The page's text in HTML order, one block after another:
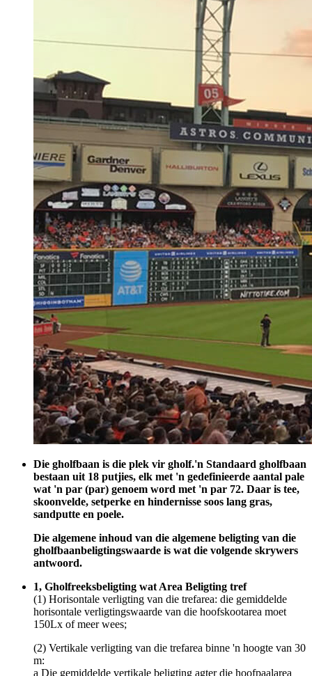
Die gholfbaan is die plek vir gholf.'n Standaard gholfbaan
bestaan ​​uit 18 putjies, elk met 'n gedefinieerde aantal pale
wat 'n par (par) genoem word met 'n par 72. Daar is tee,
skoonvelde, setperke en hindernisse soos lang gras,
sandputte en poele.
Die algemene inhoud van die algemene beligting van die
gholfbaanbeligtingswaarde is wat die volgende skrywers
antwoord.
1, Gholfreeksbeligting wat Area Beligting tref
(1) Horisontale verligting van die trefarea: die gemiddelde
horisontale verligtingswaarde van die hoofskootarea moet
150Lx of meer wees;
(2) Vertikale verligting van die trefarea binne 'n hoogte van 30
m:
a Die gemiddelde vertikale beligting agter die hoofpaalarea